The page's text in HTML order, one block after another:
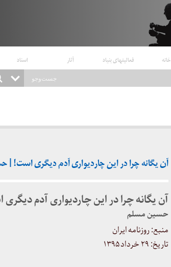
خانه فعالیتهای بنیاد آثار اسناد
آن یگانه چرا در این چاردیواری آدم دیگری است! | حسین مسلم
آن یگانه چرا در این چاردیواری آدم
حسین مسلم
منبع: روزنامه ایران
تاریخ: ۲۹ خرداد ۱۳۹۵